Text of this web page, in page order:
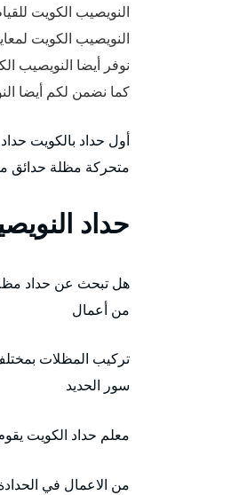
النويصيب الكويت
النويصيب الكويت
نوفر أيضا النويصيب
كما نضمن لكم أيضا
أول حداد بالكويت
متحركة مظلة حدائق
حداد
هل تبحث عن حداد
من أعمال
تركيب المظلات
سور الحديد
معلم حداد الكويت
من الاعمال في